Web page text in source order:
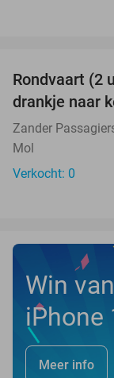
TODAY
Rondvaart (2
drankje naar
Zander
Mol
Verkocht: 0
Win
iPhone
Meer info